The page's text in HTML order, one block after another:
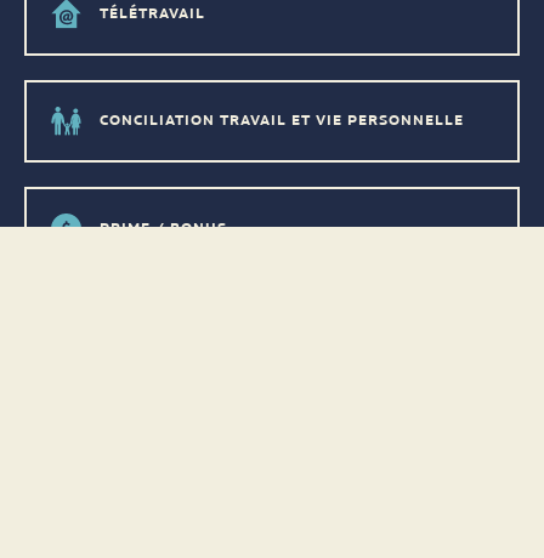
TÉLÉTRAVAIL
CONCILIATION TRAVAIL ET VIE PERSONNELLE
PRIME / BONUS